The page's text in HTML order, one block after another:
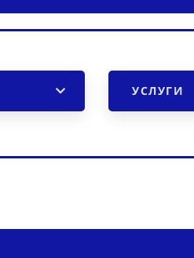
УСЛУГИ